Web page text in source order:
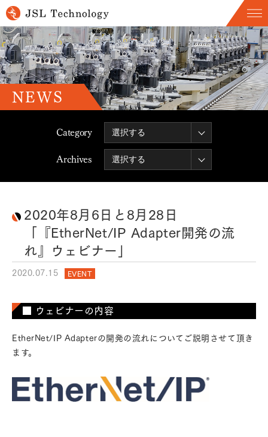
NEWS
Category
Archives
2020年8月6日と8月28日
「『EtherNet/IP Adapter開発の流
れ』ウェビナー」
2020.07.15 EVENT
■ ウェビナーの内容
EtherNet/IP Adapterの開発の流れについてご説明させて頂き
ます。